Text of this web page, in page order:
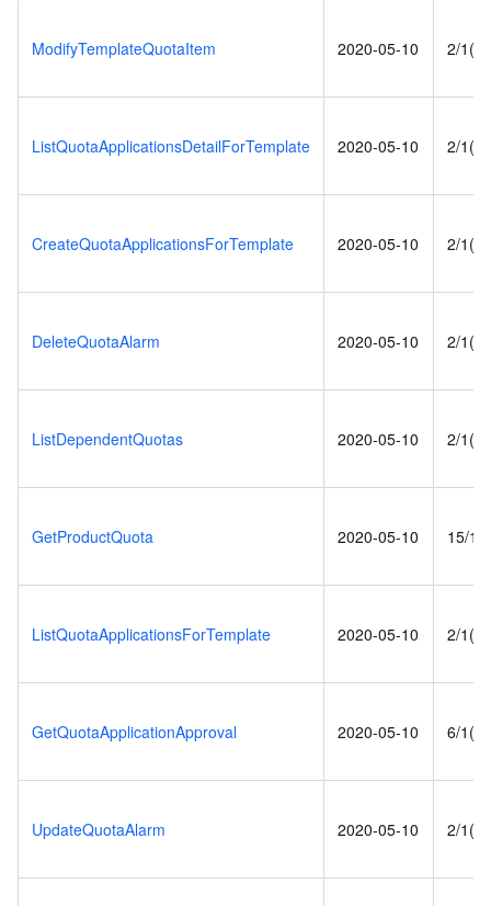
ModifyTemplateQuotaItem 2020-05-10 2/1(s)
ListQuotaApplicationsDetailForTemplate 2020-05-10 2/1(s)
CreateQuotaApplicationsForTemplate 2020-05-10 2/1(s)
DeleteQuotaAlarm 2020-05-10 2/1(s)
ListDependentQuotas 2020-05-10 2/1(s)
GetProductQuota 2020-05-10 15/
ListQuotaApplicationsForTemplate 2020-05-10 2/1(s)
GetQuotaApplicationApproval 2020-05-10 6/1(s)
UpdateQuotaAlarm 2020-05-10 2/1(s)